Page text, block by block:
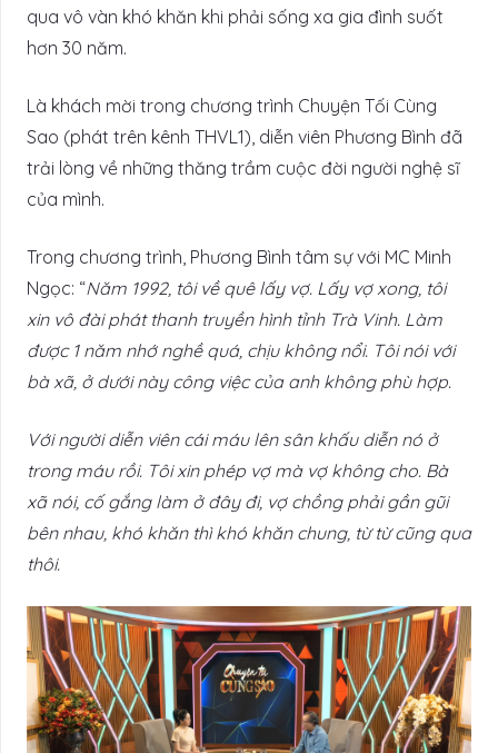
qua vô vàn khó khăn khi phải sống xa gia đình suốt
hơn 30 năm.
Là khách mời trong chương trình Chuyện Tối Cùng
Sao (phát trên kênh THVL1), diễn viên Phương Bình đã
trải lòng về những thăng trầm cuộc đời người nghệ sĩ
của mình.
Trong chương trình, Phương Bình tâm sự với MC Minh
Ngọc: “Năm 1992, tôi về quê lấy vợ. Lấy vợ xong, tôi
xin vô đài phát thanh truyền hình tỉnh Trà Vinh. Làm
được 1 năm nhớ nghề quá, chịu không nổi. Tôi nói với
bà xã, ở dưới này công việc của anh không phù hợp.
Với người diễn viên cái máu lên sân khấu diễn nó ở
trong máu rồi. Tôi xin phép vợ mà vợ không cho. Bà
xã nói, cố gắng làm ở đây đi, vợ chồng phải gần gũi
bên nhau, khó khăn thì khó khăn chung, từ từ cũng qua
thôi.